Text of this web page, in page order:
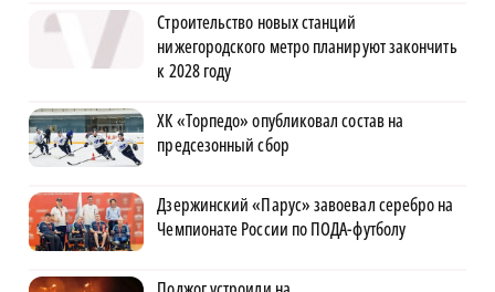
Строительство новых станций
нижегородского метро планируют закончить
к 2028 году
ХК «Торпедо» опубликовал состав на
предсезонный сбор
Дзержинский «Парус» завоевал серебро на
Чемпионате России по ПОДА-футболу